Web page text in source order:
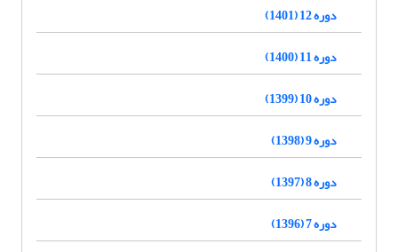
دوره 12 (1401)
دوره 11 (1400)
دوره 10 (1399)
دوره 9 (1398)
دوره 8 (1397)
دوره 7 (1396)